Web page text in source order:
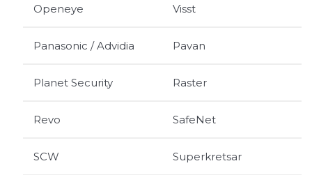
Openeye Visst
Panasonic / Advidia Pavan
Planet Security Raster
Revo SafeNet
SCW Superkretsar